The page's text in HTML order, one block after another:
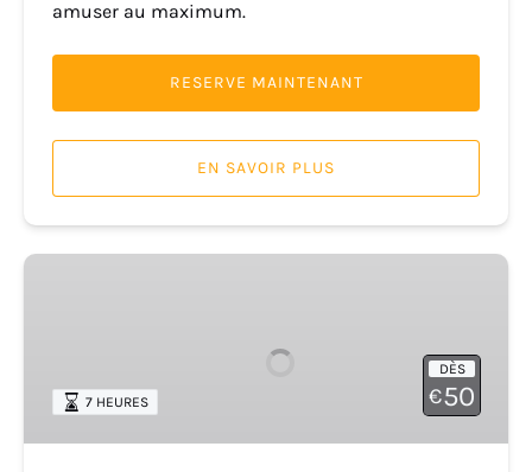
amuser au maximum.
RESERVE MAINTENANT
EN SAVOIR PLUS
Ravin
DÈS
€50
7 HEURES